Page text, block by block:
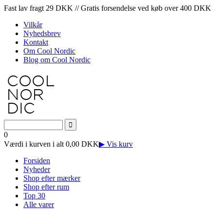
Fast lav fragt 29 DKK // Gratis forsendelse ved køb over 400 DKK
Vilkår
Nyhedsbrev
Kontakt
Om Cool Nordic
Blog om Cool Nordic
0
Værdi i kurven i alt 0,00 DKK▶ Vis kurv
Forsiden
Nyheder
Shop efter mærker
Shop efter rum
Top 30
Alle varer